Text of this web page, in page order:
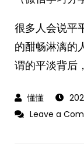
很多人会说平
的酣畅淋漓的
谓的平淡背后
Leave a